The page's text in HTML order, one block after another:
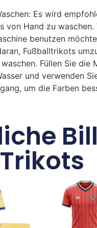
Es wird
von Hand zu waschen.
benutzen
Fußballtrikots
Füllen Sie die
und verwenden
um die Farben
Trikots